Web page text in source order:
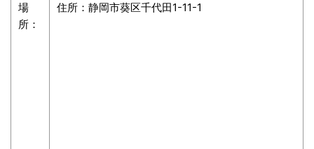
場
所：
住所：静岡市葵区千代田1-11-1